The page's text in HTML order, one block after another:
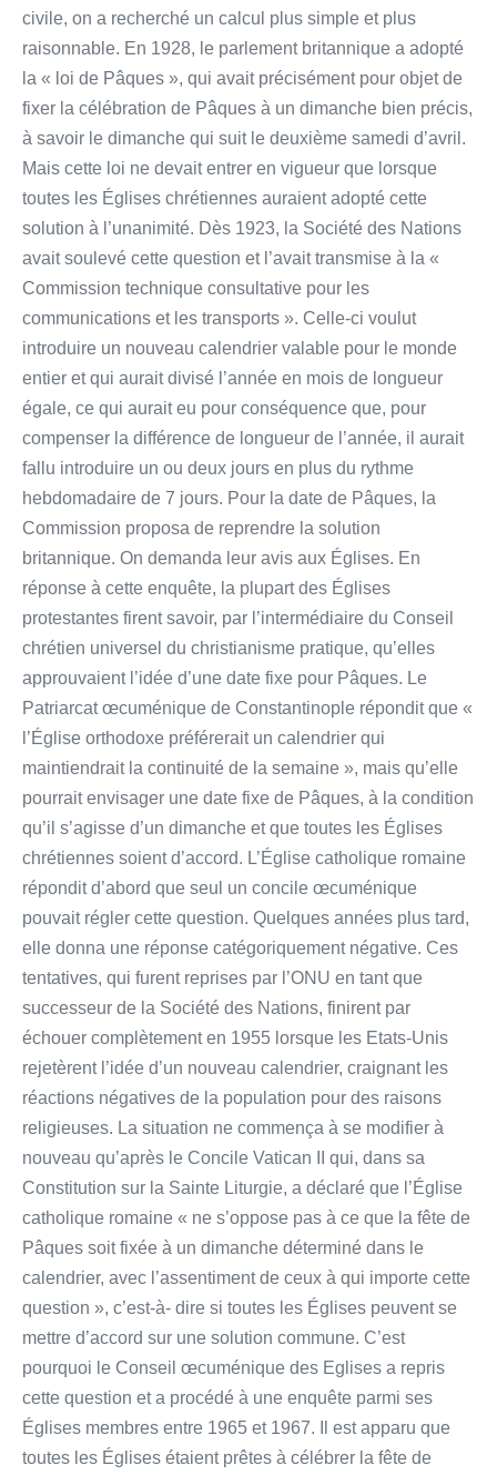
civile, on a recherché un calcul plus simple et plus
raisonnable. En 1928, le parlement britannique a adopté
la « loi de Pâques », qui avait précisément pour objet de
fixer la célébration de Pâques à un dimanche bien précis,
à savoir le dimanche qui suit le deuxième samedi d’avril.
Mais cette loi ne devait entrer en vigueur que lorsque
toutes les Églises chrétiennes auraient adopté cette
solution à l’unanimité. Dès 1923, la Société des Nations
avait soulevé cette question et l’avait transmise à la «
Commission technique consultative pour les
communications et les transports ». Celle-ci voulut
introduire un nouveau calendrier valable pour le monde
entier et qui aurait divisé l’année en mois de longueur
égale, ce qui aurait eu pour conséquence que, pour
compenser la différence de longueur de l’année, il aurait
fallu introduire un ou deux jours en plus du rythme
hebdomadaire de 7 jours. Pour la date de Pâques, la
Commission proposa de reprendre la solution
britannique. On demanda leur avis aux Églises. En
réponse à cette enquête, la plupart des Églises
protestantes firent savoir, par l’intermédiaire du Conseil
chrétien universel du christianisme pratique, qu’elles
approuvaient l’idée d’une date fixe pour Pâques. Le
Patriarcat œcuménique de Constantinople répondit que «
l’Église orthodoxe préférerait un calendrier qui
maintiendrait la continuité de la semaine », mais qu’elle
pourrait envisager une date fixe de Pâques, à la condition
qu’il s’agisse d’un dimanche et que toutes les Églises
chrétiennes soient d’accord. L’Église catholique romaine
répondit d’abord que seul un concile œcuménique
pouvait régler cette question. Quelques années plus tard,
elle donna une réponse catégoriquement négative. Ces
tentatives, qui furent reprises par l’ONU en tant que
successeur de la Société des Nations, finirent par
échouer complètement en 1955 lorsque les Etats-Unis
rejetèrent l’idée d’un nouveau calendrier, craignant les
réactions négatives de la population pour des raisons
religieuses. La situation ne commença à se modifier à
nouveau qu’après le Concile Vatican II qui, dans sa
Constitution sur la Sainte Liturgie, a déclaré que l’Église
catholique romaine « ne s’oppose pas à ce que la fête de
Pâques soit fixée à un dimanche déterminé dans le
calendrier, avec l’assentiment de ceux à qui importe cette
question », c’est-à- dire si toutes les Églises peuvent se
mettre d’accord sur une solution commune. C’est
pourquoi le Conseil œcuménique des Eglises a repris
cette question et a procédé à une enquête parmi ses
Églises membres entre 1965 et 1967. Il est apparu que
toutes les Églises étaient prêtes à célébrer la fête de